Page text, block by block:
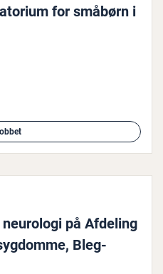
for småbørn i
på Afdeling
Bleg­